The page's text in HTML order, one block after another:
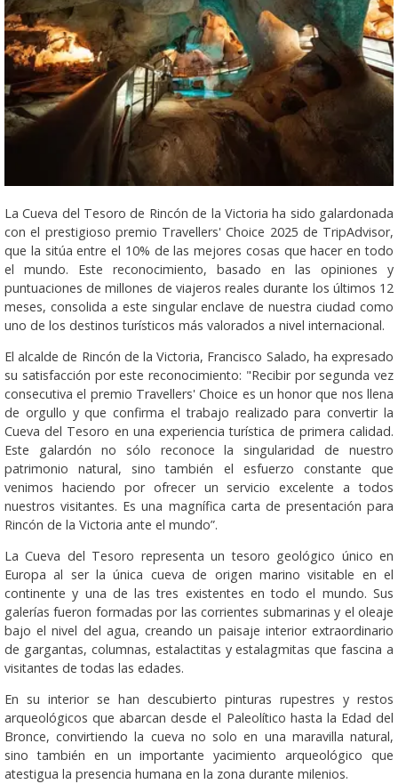
La Cueva del Tesoro de Rincón de la Victoria ha sido galardonada
con el prestigioso premio Travellers' Choice 2025 de TripAdvisor,
que la sitúa entre el 10% de las mejores cosas que hacer en todo
el mundo. Este reconocimiento, basado en las opiniones y
puntuaciones de millones de viajeros reales durante los últimos 12
meses, consolida a este singular enclave de nuestra ciudad como
uno de los destinos turísticos más valorados a nivel internacional.
El alcalde de Rincón de la Victoria, Francisco Salado, ha expresado
su satisfacción por este reconocimiento: "Recibir por segunda vez
consecutiva el premio Travellers' Choice es un honor que nos llena
de orgullo y que confirma el trabajo realizado para convertir la
Cueva del Tesoro en una experiencia turística de primera calidad.
Este galardón no sólo reconoce la singularidad de nuestro
patrimonio natural, sino también el esfuerzo constante que
venimos haciendo por ofrecer un servicio excelente a todos
nuestros visitantes. Es una magnífica carta de presentación para
Rincón de la Victoria ante el mundo”.
La Cueva del Tesoro representa un tesoro geológico único en
Europa al ser la única cueva de origen marino visitable en el
continente y una de las tres existentes en todo el mundo. Sus
galerías fueron formadas por las corrientes submarinas y el oleaje
bajo el nivel del agua, creando un paisaje interior extraordinario
de gargantas, columnas, estalactitas y estalagmitas que fascina a
visitantes de todas las edades.
En su interior se han descubierto pinturas rupestres y restos
arqueológicos que abarcan desde el Paleolítico hasta la Edad del
Bronce, convirtiendo la cueva no solo en una maravilla natural,
sino también en un importante yacimiento arqueológico que
atestigua la presencia humana en la zona durante milenios.